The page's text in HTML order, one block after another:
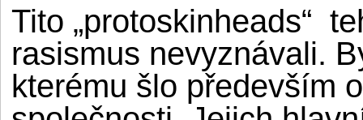
Tito „protoskinheads“
rasismus nevyznávali.
kterému šlo především